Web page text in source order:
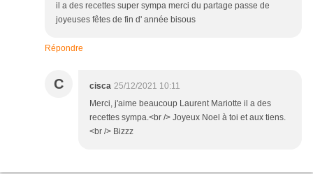
il a des recettes super sympa merci du partage passe de
joyeuses fêtes de fin d' année bisous
Répondre
C cisca 25/12/2021 10:11
Merci, j'aime beaucoup Laurent Mariotte il a des
recettes sympa.<br /> Joyeux Noel à toi et aux tiens.
<br /> Bizzz